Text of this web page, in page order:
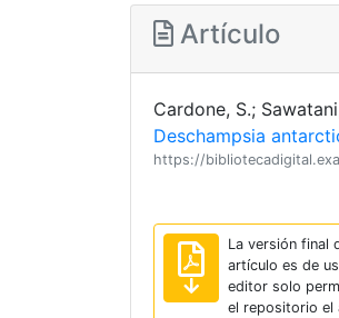
Artículo
Cardone, S.;
Deschampsia
https://
La versión final
artículo es de
editor solo
el repositorio el